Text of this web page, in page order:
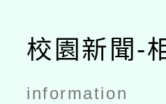
校園新聞-
information